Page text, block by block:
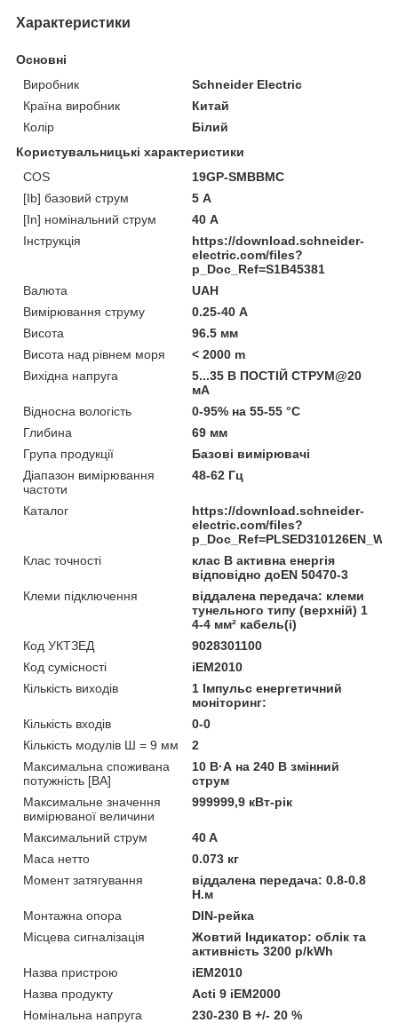
Характеристики
Основні
Виробник
Schneider Electric
Країна виробник
Китай
Колір
Білий
Користувальницькі характеристики
COS
19GP-SMBBMC
[Ib] базовий струм
5 А
[In] номінальний струм
40 А
Інструкція
https://download.schneider-
electric.com/files?
p_Doc_Ref=S1B45381
Валюта
UAH
Вимірювання струму
0.25-40 А
Висота
96.5 мм
Висота над рівнем моря
< 2000 m
Вихідна напруга
5...35 В ПОСТІЙ СТРУМ@20
мА
Відносна вологість
0-95% на 55-55 °C
Глибина
69 мм
Група продукції
Базові вимірювачі
Діапазон вимірювання
частоти
48-62 Гц
Каталог
https://download.schneider-
electric.com/files?
Клас точності
клас B активна енергія
відповідно доEN 50470-3
Клеми підключення
віддалена передача: клеми
тунельного типу (верхній) 1
4-4 мм² кабель(і)
Код УКТЗЕД
9028301100
Код сумісності
iEM2010
Кількість виходів
1 Імпульс енергетичний
моніторинг:
Кількість входів
0-0
Кількість модулів Ш = 9 мм
2
Максимальна споживана
потужність [ВА]
10 В·А на 240 В змінний
струм
Максимальне значення
вимірюваної величини
999999,9 кВт-рік
Максимальний струм
40 A
Маса нетто
0.073 кг
Момент затягування
віддалена передача: 0.8-0.8
Н.м
Монтажна опора
DIN-рейка
Місцева сигналізація
Жовтий Індикатор: облік та
активність 3200 p/kWh
Назва пристрою
iEM2010
Назва продукту
Acti 9 iEM2000
Номінальна напруга
230-230 В +/- 20 %